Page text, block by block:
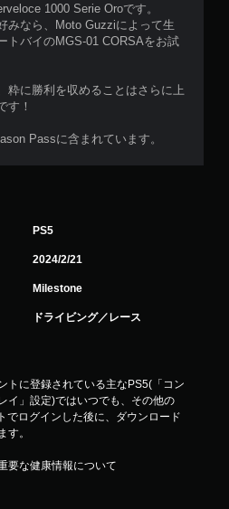
1000 Serie Oroです。
みなら、Moto Guzziによって生
トバイのMGS-01 CORSAをお試
粋に勝利を収めることはさらに上
す！
Passに含まれています。
PS5
2024/2/21
Milestone
ドライビング／レース
トに登録されている主なPS5(「コン
イ」設定)ではいつでも、その他の
でログインした後に、ダウンロード
す。
要な健康情報について